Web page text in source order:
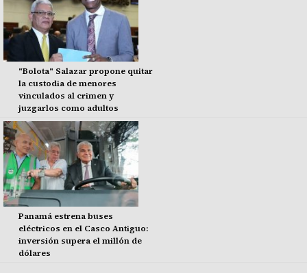
"Bolota" Salazar propone quitar
la custodia de menores
vinculados al crimen y
juzgarlos como adultos
Panamá estrena buses
eléctricos en el Casco Antiguo:
inversión supera el millón de
dólares